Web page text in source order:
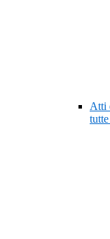
Atti